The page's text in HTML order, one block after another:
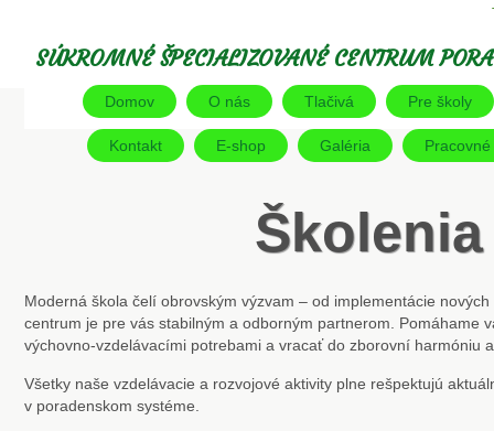
SÚKROMNÉ ŠPECIALIZOVANÉ CENTRUM
Domov O nás Tlačivá Pre školy
Kontakt E-shop Galéria
Moderná škola čelí obrovským výzvam – od implementácie
centrum je pre vás stabilným a odborným partnerom. Pomáhame
výchovno-vzdelávacími potrebami a vracať do zborovní harmóniu
Všetky naše vzdelávacie a rozvojové aktivity plne rešpektujú
v poradenskom systéme.